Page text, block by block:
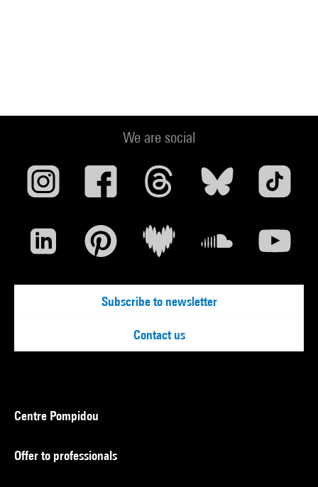
We are social
Subscribe to newsletter
Contact us
Centre Pompidou
Offer to professionals